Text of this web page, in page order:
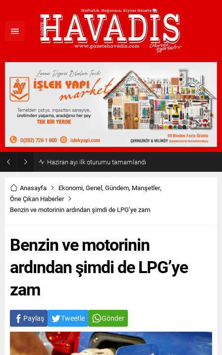
Haziran ayı ilk oturumu tamamlandı
Anasayfa Ekonomi, Genel, Gündem, Manşetler,
Öne Çıkan Haberler
Benzin ve motorinin ardından şimdi de LPG’ye zam
Benzin ve motorinin
ardından şimdi de LPG’ye
zam
Paylaş Tweetle Gönder